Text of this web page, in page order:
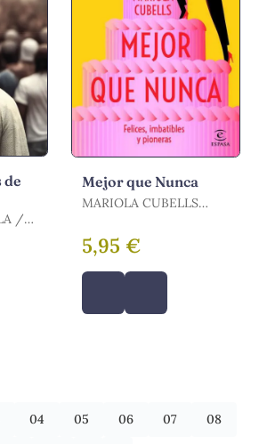
de
/
Mejor que Nunca
MARIOLA CUBELLS
5,95 €
04 05 06 07 08